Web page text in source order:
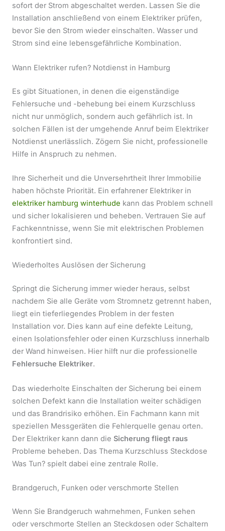
sofort der Strom abgeschaltet werden. Lassen Sie die
Installation anschließend von einem Elektriker prüfen,
bevor Sie den Strom wieder einschalten. Wasser und
Strom sind eine lebensgefährliche Kombination.
Wann Elektriker rufen? Notdienst in Hamburg
Es gibt Situationen, in denen die eigenständige
Fehlersuche und -behebung bei einem Kurzschluss
nicht nur unmöglich, sondern auch gefährlich ist. In
solchen Fällen ist der umgehende Anruf beim Elektriker
Notdienst unerlässlich. Zögern Sie nicht, professionelle
Hilfe in Anspruch zu nehmen.
Ihre Sicherheit und die Unversehrtheit Ihrer Immobilie
haben höchste Priorität. Ein erfahrener Elektriker in
elektriker hamburg winterhude kann das Problem schnell
und sicher lokalisieren und beheben. Vertrauen Sie auf
Fachkenntnisse, wenn Sie mit elektrischen Problemen
konfrontiert sind.
Wiederholtes Auslösen der Sicherung
Springt die Sicherung immer wieder heraus, selbst
nachdem Sie alle Geräte vom Stromnetz getrennt haben,
liegt ein tieferliegendes Problem in der festen
Installation vor. Dies kann auf eine defekte Leitung,
einen Isolationsfehler oder einen Kurzschluss innerhalb
der Wand hinweisen. Hier hilft nur die professionelle
Fehlersuche Elektriker.
Das wiederholte Einschalten der Sicherung bei einem
solchen Defekt kann die Installation weiter schädigen
und das Brandrisiko erhöhen. Ein Fachmann kann mit
speziellen Messgeräten die Fehlerquelle genau orten.
Der Elektriker kann dann die Sicherung fliegt raus
Probleme beheben. Das Thema Kurzschluss Steckdose
Was Tun? spielt dabei eine zentrale Rolle.
Brandgeruch, Funken oder verschmorte Stellen
Wenn Sie Brandgeruch wahrnehmen, Funken sehen
oder verschmorte Stellen an Steckdosen oder Schaltern